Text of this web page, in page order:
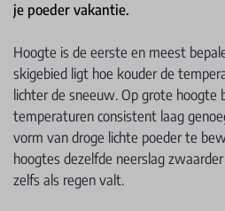
je poeder vakantie.
Hoogte is de eerste en meest
skigebied ligt hoe kouder de
lichter de sneeuw. Op grote hoogte
temperaturen consistent laag
vorm van droge lichte poeder te
hoogtes dezelfde neerslag
zelfs als regen valt.